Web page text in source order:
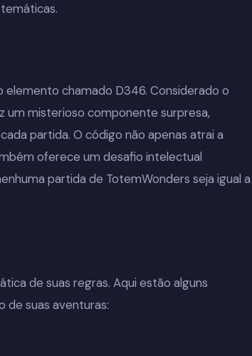
chamado D346. Considerado o
um misterioso componente surpresa,
partida. O código não apenas atrai a
oferece um desafio intelectual
partida de TotemWonders seja igual a
de suas regras. Aqui estão alguns
de suas aventuras: